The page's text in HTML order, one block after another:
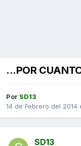
...POR
Por SD13
14 de Febrero del 2014
SD13